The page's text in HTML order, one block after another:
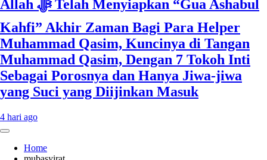
Allah ﷻ Telah Menyiapkan “Gua Ashabul
Kahfi” Akhir Zaman Bagi Para Helper
Muhammad Qasim, Kuncinya di Tangan
Muhammad Qasim, Dengan 7 Tokoh Inti
Sebagai Porosnya dan Hanya Jiwa-jiwa
yang Suci yang Diijinkan Masuk
4 hari ago
Home